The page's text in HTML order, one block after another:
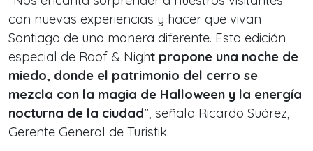
con nuevas experiencias y hacer que vivan
Santiago de una manera diferente. Esta edición
especial de Roof & Night propone una noche de
miedo, donde el patrimonio del cerro se
mezcla con la magia de Halloween y la energía
nocturna de la ciudad”, señala Ricardo Suárez,
Gerente General de Turistik.